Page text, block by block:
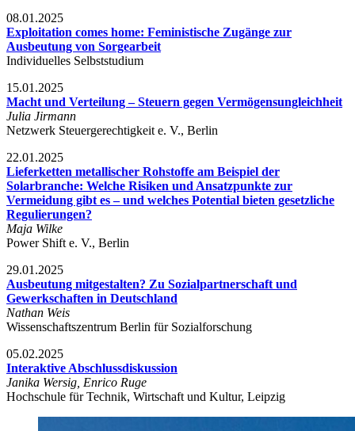
08.01.2025
Exploitation comes home: Feministische Zugänge zur
Ausbeutung von Sorgearbeit
Individuelles Selbststudium
15.01.2025
Macht und Verteilung – Steuern gegen Vermögensungleichheit
Julia Jirmann
Netzwerk Steuergerechtigkeit e. V., Berlin
22.01.2025
Lieferketten metallischer Rohstoffe am Beispiel der
Solarbranche: Welche Risiken und Ansatzpunkte zur
Vermeidung gibt es – und welches Potential bieten gesetzliche
Regulierungen?
Maja Wilke
Power Shift e. V., Berlin
29.01.2025
Ausbeutung mitgestalten? Zu Sozialpartnerschaft und
Gewerkschaften in Deutschland
Nathan Weis
Wissenschaftszentrum Berlin für Sozialforschung
05.02.2025
Interaktive Abschlussdiskussion
Janika Wersig, Enrico Ruge
Hochschule für Technik, Wirtschaft und Kultur, Leipzig